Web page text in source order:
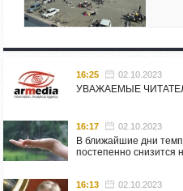
16:25 02.10.2023
УВАЖАЕМЫЕ
16:17 02.10.2023
В ближайшие дни
постепенно снизится
16:13 02.10.2023